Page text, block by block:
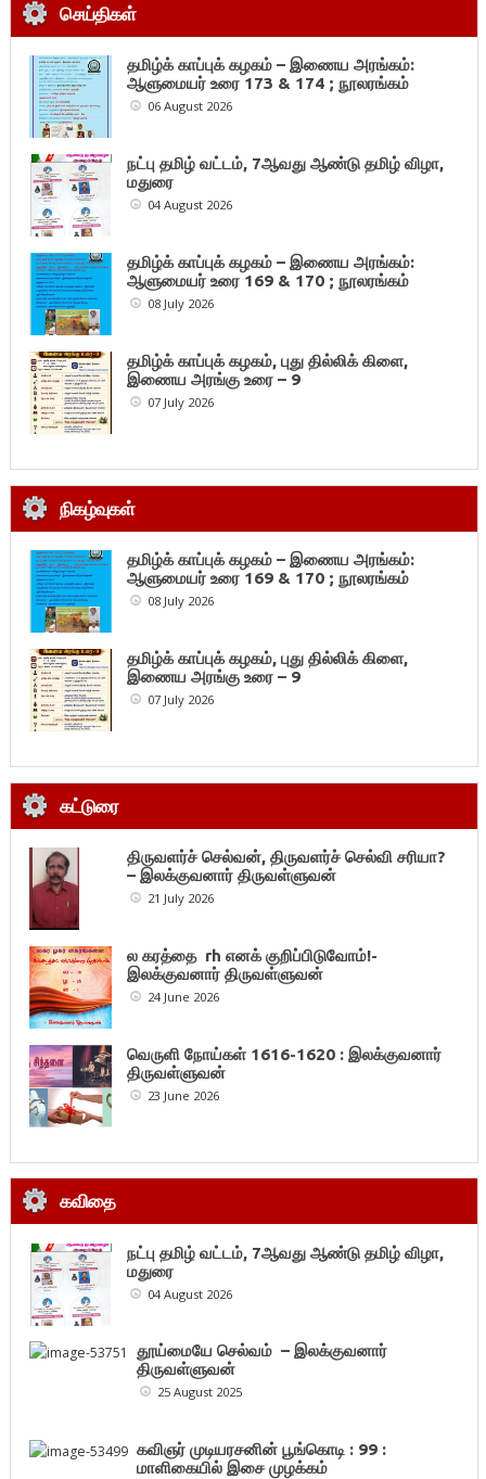
செய்திகள்
தமிழ்க் காப்புக் கழகம் – இணைய அரங்கம்:
ஆளுமையர் உரை 173 & 174 ; நூலரங்கம்
06 August 2026
நட்பு தமிழ் வட்டம், 7ஆவது ஆண்டு தமிழ் விழா,
மதுரை
04 August 2026
தமிழ்க் காப்புக் கழகம் – இணைய அரங்கம்:
ஆளுமையர் உரை 169 & 170 ; நூலரங்கம்
08 July 2026
தமிழ்க் காப்புக் கழகம், புது தில்லிக் கிளை,
இணைய அரங்கு உரை – 9
07 July 2026
நிகழ்வுகள்
தமிழ்க் காப்புக் கழகம் – இணைய அரங்கம்:
ஆளுமையர் உரை 169 & 170 ; நூலரங்கம்
08 July 2026
தமிழ்க் காப்புக் கழகம், புது தில்லிக் கிளை,
இணைய அரங்கு உரை – 9
07 July 2026
கட்டுரை
திருவளர்ச் செல்வன், திருவளர்ச் செல்வி சரியா?
– இலக்குவனார் திருவள்ளுவன்
21 July 2026
ல கரத்தை rh எனக் குறிப்பிடுவோம்!-
இலக்குவனார் திருவள்ளுவன்
24 June 2026
வெருளி நோய்கள் 1616-1620 : இலக்குவனார்
திருவள்ளுவன்
23 June 2026
கவிதை
நட்பு தமிழ் வட்டம், 7ஆவது ஆண்டு தமிழ் விழா,
மதுரை
04 August 2026
தூய்மையே செல்வம் – இலக்குவனார்
திருவள்ளுவன்
25 August 2025
கவிஞர் முடியரசனின் பூங்கொடி : 99 :
மாளிகையில் இசை முழக்கம்